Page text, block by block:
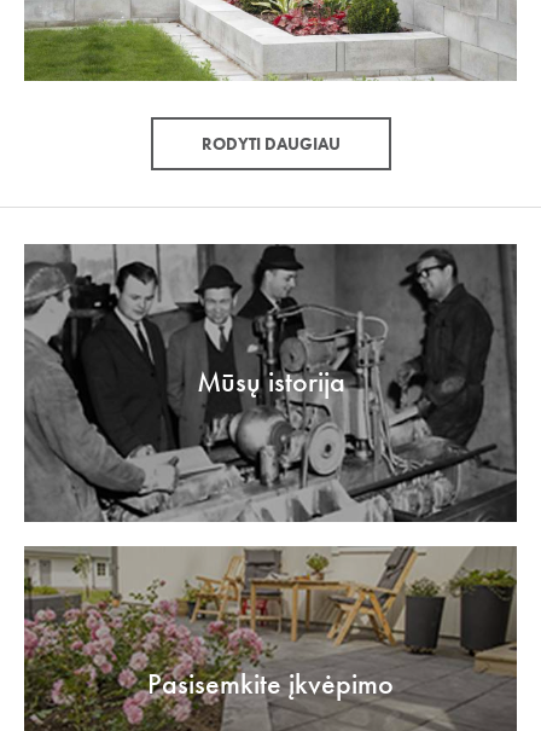
RODYTI DAUGIAU
Mūsų istorija
Pasisemkite įkvėpimo